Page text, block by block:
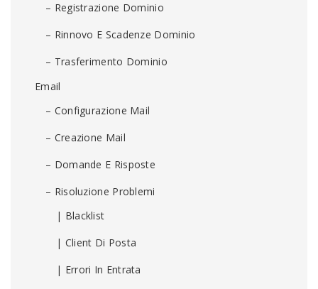
– Registrazione Dominio
– Rinnovo E Scadenze Dominio
– Trasferimento Dominio
Email
– Configurazione Mail
– Creazione Mail
– Domande E Risposte
– Risoluzione Problemi
| Blacklist
| Client Di Posta
| Errori In Entrata